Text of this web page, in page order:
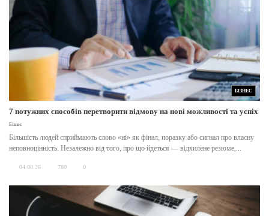
БІЗНЕС
7 потужних способів перетворити відмову на нові можливості та успіх
Бізнес
Більшість людей сприймають слово «ні» як фінал, поразку або сигнал про власну
неповноцінність. Незалежно від того, про що йдеться — відхилене резюме,...
04.08.26 780 0